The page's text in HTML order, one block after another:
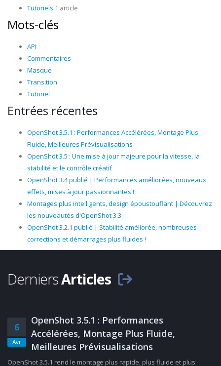
Tutoriels 1 article
Mots-clés
API
Commentaires
Masque
Transition
Tutoriel
Entrées récentes
OpenShot 3.5.1 : Performances Accélérées, Montage Plus
Fluide, Meilleures Prévisualisations
OpenShot 3.5 : Une mise à jour majeure pour la vitesse, la
stabilité et le contrôle créatif
OpenShot 3.4 publié | Performances améliorées, nouveaux
effets, mises à jour passionnantes !
Montages plus intelligents, design époustouflant | Découvrez
les nouveautés d'OpenShot 3.3
OpenShot 3.2.1 publié | Stabilité améliorée, nombreuses
corrections et démarrages plus fluides !
DerniersArticles
6
Avr
OpenShot 3.5.1 : Performances
Accélérées, Montage Plus Fluide,
Meilleures Prévisualisations
OpenShot 3.5.1 rend le montage plus rapide, plus fluide et plus